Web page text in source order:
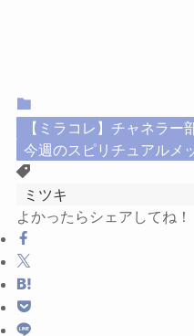
【ミラコレ】チャネラー
今週のスピリチュアルメ
ミツキ
よかったらシェアしてね！